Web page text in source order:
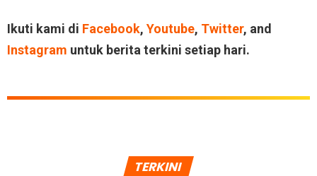
Ikuti kami di Facebook, Youtube, Twitter, and
Instagram untuk berita terkini setiap hari.
TERKINI